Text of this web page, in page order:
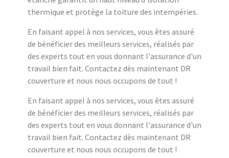
thermique et protège la toiture des intempéries.
En faisant appel à nos services, vous êtes assuré
de bénéficier des meilleurs services, réalisés par
des experts tout en vous donnant l'assurance d'un
travail bien fait. Contactez dès maintenant DR
couverture et nous nous occupons de tout !
En faisant appel à nos services, vous êtes assuré
de bénéficier des meilleurs services, réalisés par
des experts tout en vous donnant l'assurance d'un
travail bien fait. Contactez dès maintenant DR
couverture et nous nous occupons de tout !